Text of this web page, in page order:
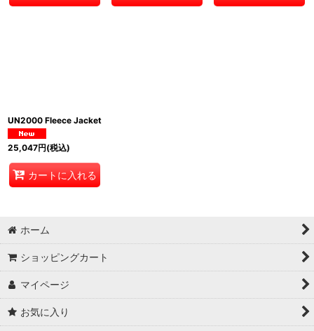
UN2000 Fleece Jacket
25,047円(税込)
カートに入れる
ホーム
ショッピングカート
マイページ
お気に入り